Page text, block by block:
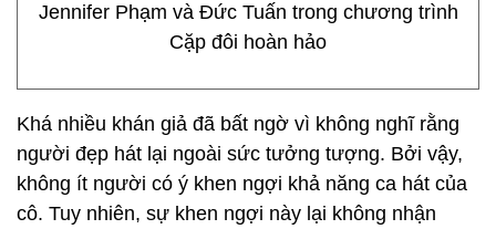
Jennifer Phạm và Đức Tuấn trong chương trình
Cặp đôi hoàn hảo
Khá nhiều khán giả đã bất ngờ vì không nghĩ rằng
người đẹp hát lại ngoài sức tưởng tượng. Bởi vậy,
không ít người có ý khen ngợi khả năng ca hát của
cô. Tuy nhiên, sự khen ngợi này lại không nhận